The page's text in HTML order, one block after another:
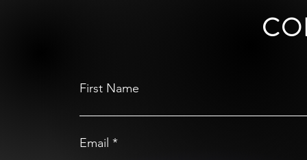
First Name
Email